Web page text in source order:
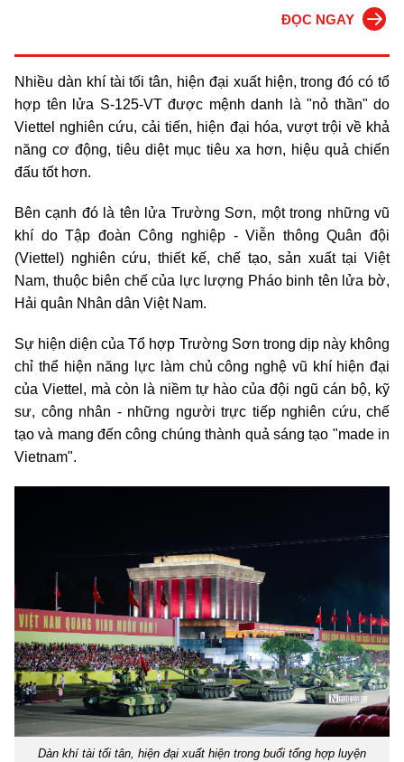
ĐỌC NGAY
Nhiều dàn khí tài tối tân, hiện đại xuất hiện, trong đó có tổ
hợp tên lửa S-125-VT được mệnh danh là "nỏ thần" do
Viettel nghiên cứu, cải tiến, hiện đại hóa, vượt trội về khả
năng cơ động, tiêu diệt mục tiêu xa hơn, hiệu quả chiến
đấu tốt hơn.
Bên cạnh đó là tên lửa Trường Sơn, một trong những vũ
khí do Tập đoàn Công nghiệp - Viễn thông Quân đội
(Viettel) nghiên cứu, thiết kế, chế tạo, sản xuất tại Việt
Nam, thuộc biên chế của lực lượng Pháo binh tên lửa bờ,
Hải quân Nhân dân Việt Nam.
Sự hiện diện của Tổ hợp Trường Sơn trong dịp này không
chỉ thể hiện năng lực làm chủ công nghệ vũ khí hiện đại
của Viettel, mà còn là niềm tự hào của đội ngũ cán bộ, kỹ
sư, công nhân - những người trực tiếp nghiên cứu, chế
tạo và mang đến công chúng thành quả sáng tạo "made in
Vietnam".
Dàn khí tài tối tân, hiện đại xuất hiện trong buổi tổng hợp luyện